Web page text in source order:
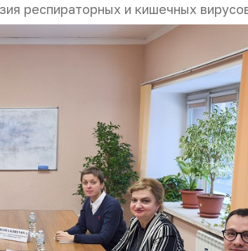
респираторных и кишечных